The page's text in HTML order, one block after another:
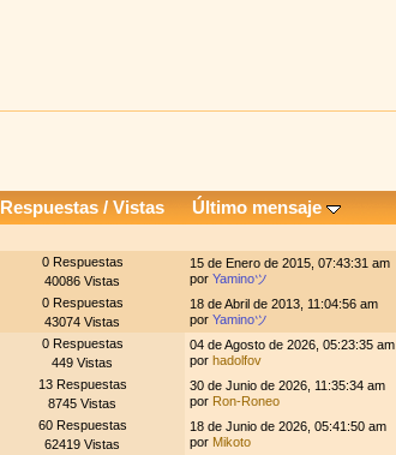
Respuestas /Vistas Último mensaje
0 Respuestas
40086 Vistas
15 de Enero de 2015, 07:43:31 am
porYaminoツ
0 Respuestas
43074 Vistas
18 de Abril de 2013, 11:04:56 am
porYaminoツ
0 Respuestas
449 Vistas
04 de Agosto de 2026, 05:23:35 am
porhadolfov
13 Respuestas
8745 Vistas
30 de Junio de 2026, 11:35:34 am
por Ron-Roneo
60 Respuestas
62419 Vistas
18 de Junio de 2026, 05:41:50 am
por Mikoto